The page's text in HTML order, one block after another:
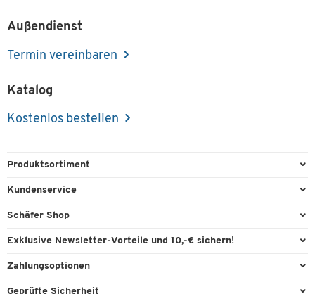
Außendienst
Termin vereinbaren
Katalog
Kostenlos bestellen
Produktsortiment
Büroausstattung
Reinigung & Hygiene
Technik
Kundenservice
Direktbestellung
Kontaktformulare
Schäfer Shop
Services & Leistungen
Exklusive Newsletter-Vorteile und 10,-€ sichern!
Willkommensgutschein
Zahlungsoptionen
Paypal
Geprüfte Sicherheit